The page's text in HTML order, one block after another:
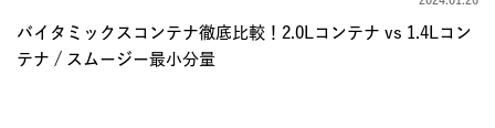
レシピ
バイタミックスコンテナ徹底比較！2.0Lコンテナ vs 1.4Lコン
テナ / スムージー最小分量